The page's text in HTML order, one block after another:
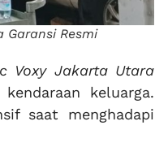
Garansi Resmi
Voxy Jakarta Utara
keluarga.
saat menghadapi